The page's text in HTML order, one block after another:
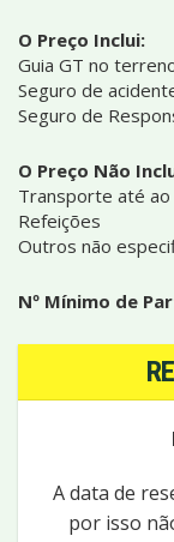
O Preço Inclui:
Guia GT no
Seguro de
Seguro de
O Preço Não
Transporte até
Refeições
Outros não
Nº Mínimo de
A data de
por isso